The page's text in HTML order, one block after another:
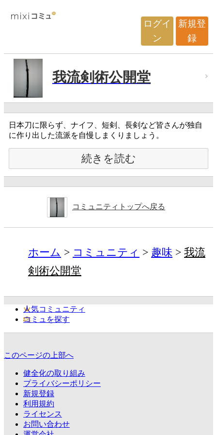
ログイ
ン
新規登
録
我流剣術公開堂
日本刀に限らず、ナイフ、短剣、長剣など皆さんが独自
に作り出した流派を自慢しまくりましょう。
続きを読む
コミュニティトップへ戻る
ホーム コミュニティ 趣味
我流
剣術公開堂
人気コミュニティ
コミュを探す
このページの上部へ
健全化の取り組み
プライバシーポリシー
新規登録
利用規約
ライセンス
お問い合わせ